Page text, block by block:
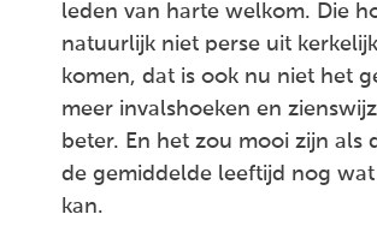
leden van harte welkom. Die
natuurlijk niet perse uit
komen, dat is ook nu niet het
meer invalshoeken en
beter. En het zou mooi zijn als
de gemiddelde leeftijd nog
kan.